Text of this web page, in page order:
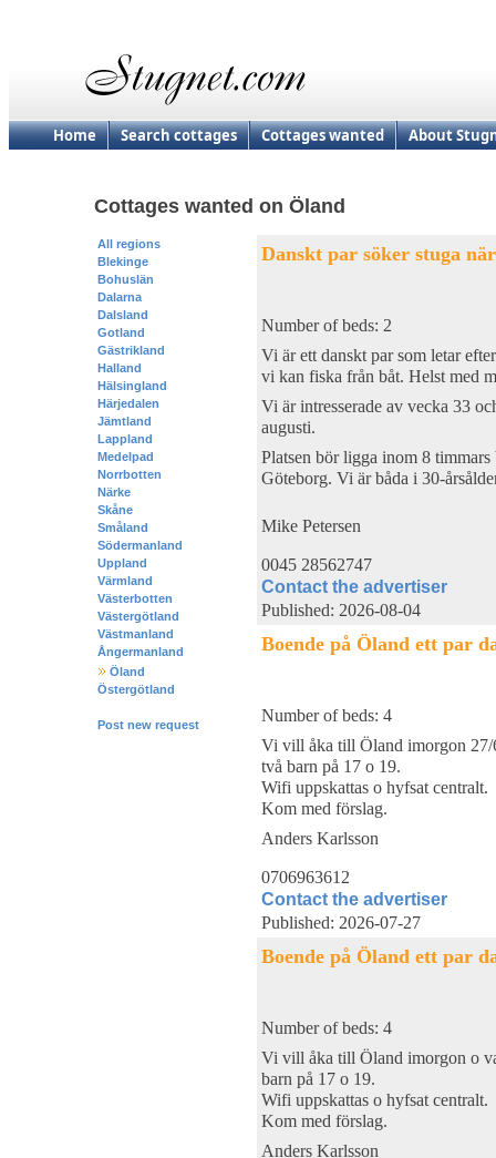
Home Search cottages Cottages wanted About
Cottages wanted on Öland
All regions
Blekinge
Bohuslän
Dalarna
Dalsland
Gotland
Gästrikland
Halland
Hälsingland
Härjedalen
Jämtland
Lappland
Medelpad
Norrbotten
Närke
Skåne
Småland
Södermanland
Uppland
Värmland
Västerbotten
Västergötland
Västmanland
Ångermanland
Öland
Östergötland
Post new request
Danskt par söker stuga
Number of beds: 2
Vi är ett danskt par som letar
vi kan fiska från båt. Helst med
Vi är intresserade av vecka 33
augusti.
Platsen bör ligga inom 8
Göteborg. Vi är båda i 30-
Mike Petersen
0045 28562747
Contact the advertiser
Published: 2026-08-04
Boende på Öland ett par
Number of beds: 4
Vi vill åka till Öland imorgon 27/
två barn på 17 o 19.
Wifi uppskattas o hyfsat centralt.
Kom med förslag.
Anders Karlsson
0706963612
Contact the advertiser
Published: 2026-07-27
Boende på Öland ett par
Number of beds: 4
Vi vill åka till Öland imorgon o
barn på 17 o 19.
Wifi uppskattas o hyfsat centralt.
Kom med förslag.
Anders Karlsson